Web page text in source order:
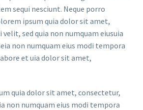
sequi nesciunt. Neque porro
ipsum quia dolor sit amet,
sed quia non numquam eiusuia
non numquam eius modi tempora
et uia dolor sit amet,
quia dolor sit amet, consectetur,
non numquam eius modi tempora